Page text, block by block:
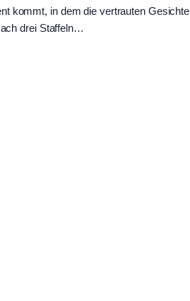
kommt, in dem die vertrauten
drei Staffeln…